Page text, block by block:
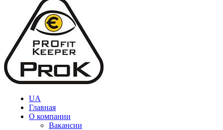
UA
Главная
О компании
Вакансии